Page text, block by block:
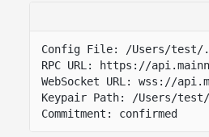
Config File: /Users/test/
RPC URL: https://
WebSocket URL: wss://
Keypair Path: /Users/
Commitment: confirmed